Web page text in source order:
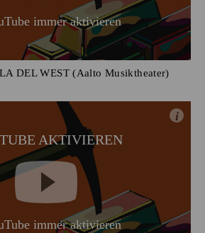
immer aktivieren
DEL WEST (Aalto Musiktheater)
AKTIVIEREN
i
immer aktivieren